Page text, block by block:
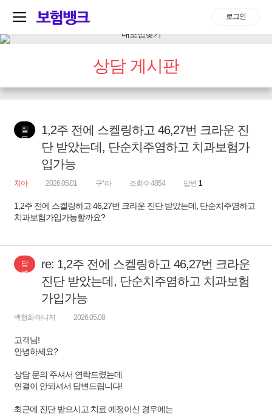
로그인
상담 게시판
질
문
1,2주 전에 스켈링하고 46,27번 크라운 진
단 받았는데, 단순치주염하고 치과보험가
입가능
치아 2026.05.01 구*라 조회수 4854 답변 1
1,2주 전에 스켈링하고 46,27번 크라운 진단 받았는데, 단순치주염하고
치과보험가입가능할까요?
답
변
re: 1,2주 전에 스켈링하고 46,27번 크라운
진단 받았는데, 단순치주염하고 치과보험
가입가능
백형화 매니저 2026.05.08
고객님!
안녕하세요?
상담 문의 주셔서 연락드렸는데
연결이 안되셔서 답변드립니다!
최근에 진단 받으시고 치료 예정이신 경우에는